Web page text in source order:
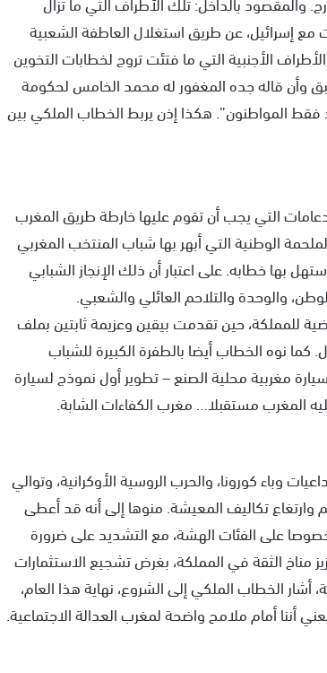
مع إسرائيل، عن طريق استغلال العاطفة الشعبية
الأجنبية التي ما فتئت تروج لخطابات التخوين
وأن قاله جده المغفور له محمد الخامس لحكومة
المواطنون”. هكذا إذن يربط الخطاب الملكي بين
التي يجب أن تقوم عليها خارطة طريق المغرب
الوطنية التي أبهر بها شباب المنتخب المغربي
بها خطابه. على اعتبار أن ذلك الإنجاز الشبابي
والوحدة والتلاحم العائلي والشعبي.
للمملكة، حين تقدمت بيقين وعزيمة ثابتين بملف
رفقة إسبانيا والبرتغال. كما نوه الخطاب أيضا بالطفرة الكبيرة للشباب
مغربية محلية الصنع – تطوير أول نموذج لسيارة
المغرب مستقبلا… مغرب الكفاءات الشابة.
وباء كورونا، والحرب الروسية الأوكرانية، وتوالي
تكاليف المعيشة. منوها إلى أنه قد أعطى
على الفئات الهشة، مع التشديد على ضرورة
الثقة في المملكة، بغرض تشجيع الاستثمارات
أشار الخطاب الملكي إلى الشروع، نهاية هذا العام،
أننا أمام ملامح واضحة لمغرب العدالة الاجتماعية.